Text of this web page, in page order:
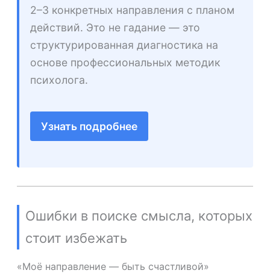
2–3 конкретных направления с планом
действий. Это не гадание — это
структурированная диагностика на
основе профессиональных методик
психолога.
Узнать подробнее
Ошибки в поиске смысла, которых
стоит избежать
«Моё направление — быть счастливой»